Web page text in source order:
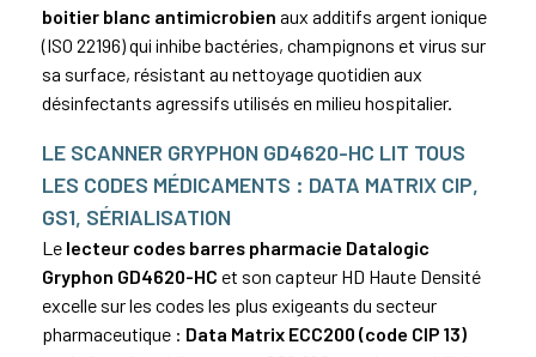
boitier blanc antimicrobien aux additifs argent ionique
(ISO 22196) qui inhibe bactéries, champignons et virus sur
sa surface, résistant au nettoyage quotidien aux
désinfectants agressifs utilisés en milieu hospitalier.
LE SCANNER GRYPHON GD4620-HC LIT TOUS
LES CODES MÉDICAMENTS : DATA MATRIX CIP,
GS1, SÉRIALISATION
Le lecteur codes barres pharmacie Datalogic
Gryphon GD4620-HC et son capteur HD Haute Densité
excelle sur les codes les plus exigeants du secteur
pharmaceutique : Data Matrix ECC200 (code CIP 13)